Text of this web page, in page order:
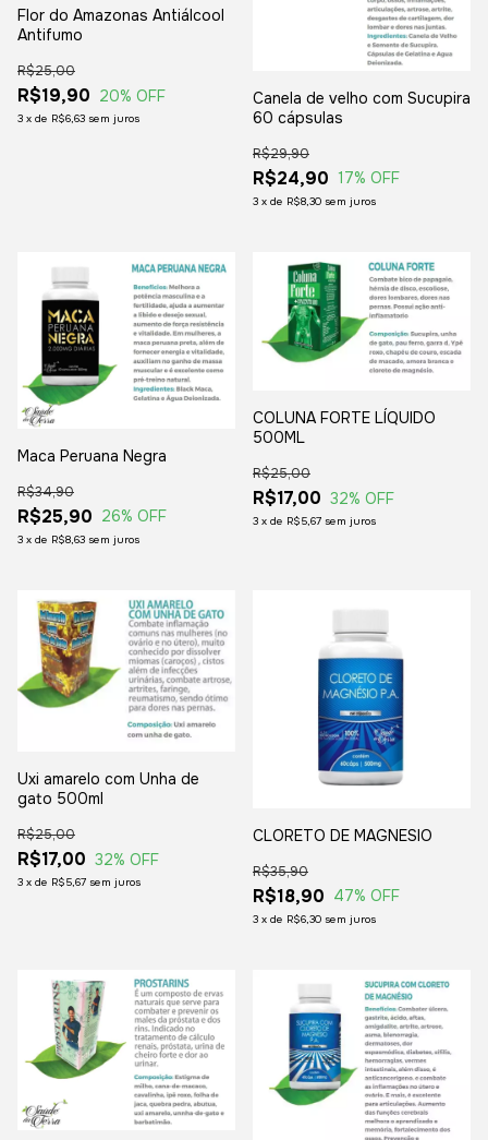
Flor do Amazonas Antiálcool
Antifumo
R$19,90
R$25,00
20% OFF
3 x de R$6,63 sem juros
Canela de velho com Sucupira
60 cápsulas
R$24,90
R$29,90
17% OFF
3 x de R$8,30 sem juros
Maca Peruana Negra
R$25,90
R$34,90
26% OFF
3 x de R$8,63 sem juros
COLUNA FORTE LÍQUIDO
500ML
R$17,00
R$25,00
32% OFF
3 x de R$5,67 sem juros
Uxi amarelo com Unha de
gato 500ml
R$17,00
R$25,00
32% OFF
3 x de R$5,67 sem juros
CLORETO DE MAGNESIO
R$18,90
R$35,90
47% OFF
3 x de R$6,30 sem juros